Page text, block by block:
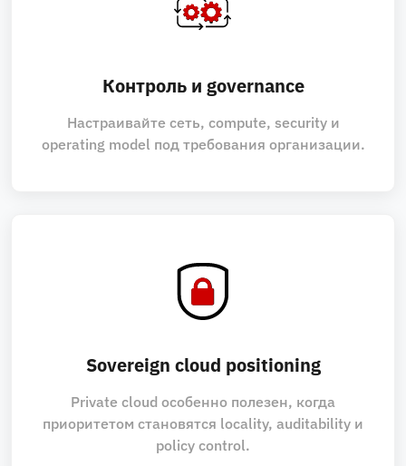
Контроль и governance
Настраивайте сеть, compute, security и
operating model под требования организации.
Sovereign cloud positioning
Private cloud особенно полезен, когда
приоритетом становятся locality, auditability и
policy control.